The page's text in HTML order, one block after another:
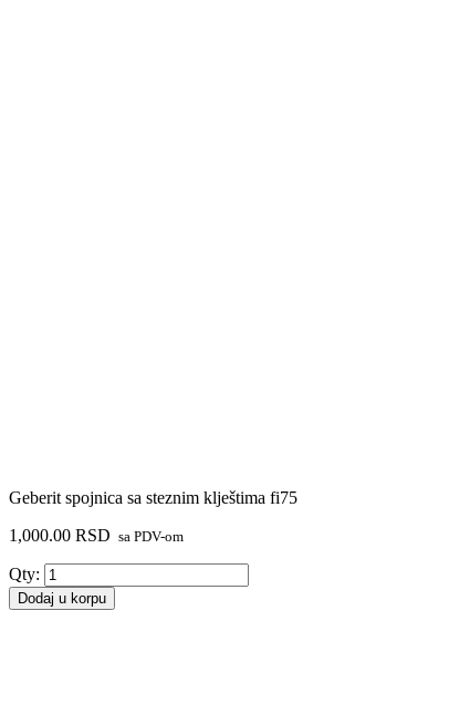
Geberit spojnica sa steznim klještima fi75
1,000.00 RSD sa PDV-om
Qty: Geberit
spojnica
sa
Dodaj u korpu